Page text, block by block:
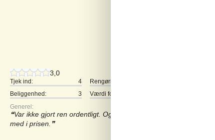
3,0
Tjek ind: 4 Rengøring:
Beliggenhed:
3 Værdi for pengene:
Generel:
Var ikke gjort ren ordentligt. Og når man er hel fra Grønland
med i prisen.